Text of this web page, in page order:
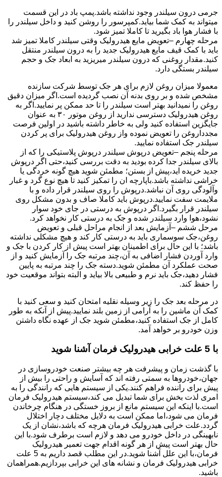
جرمی درون سیلندر وجود نداشته باشد.پمپ باد در این قسمت
میتواند به کمک شما بیاید.کمپرسور را روشن کنید و داخل سیلندر را
با فشار هوا باد بگیرید تا کاملا تمیز شود.
مرحله چهارم –تعویض مایع هیدرولیک وقتی سیلندر کاملا تمیز شد
باید با کمک قیف مایع هیدرولیک جدید را به درون سیلندر منتقل
کنید.مقدار روغنی که درون سیلندر میریزید به ابعاد جک و حجم
سیلندر بستگی دارد.
معمولا میزان روغن لازم برای هر جک توسط شرکت سازنده
مشخص شده و بر روی بدنه آن نصب گردیده است.اگر میزان دقیق
روغن را نمیدانید بهتر است سیلندر را تا حد ممکن پر نمایید.اگر به
روغن هیدرولیک دسترسی ندارید از روغن موتور ۳۰ به عنوان
جایگزین استفاده کنید ولی به خاطر داشته باشید در اولین فرصت
مجدداروغن را تعویض نموده واز روغن هیدرولیک برای پر کردن
سیلندر جک استفاده نمایید.
مرحله پنجم –تعویض درپوش سیلندر درپوش پلاستیکی را که از
بالای سیلندر جدا کرده بودید به دقت بررسی کنید،حتی اگر درپوش
جدید خریده اید،پیش از بستن؛ مطمئن شوید هیچ گونه خردگی یا
خراشی نداشته باشد.باپارچه ان را تمکیز کنید تا هیچ نوع گرد و غبار
وآلودگی روی آن نباشد.درپوش را روی سیلندر قرار داده و با
ملایمت سفت نمایید.درپوش باید کاملا صاف و بدون مشکل روی
سیلندر قرار بگیرد.اگر درپوش به درستی در جای خود سوار
نشود،هوا وارد سیلندر شده و جک به درستی کار نخواهد کرد.
مرحل ششم –آزمایش بعد از انجام مراحل قبلی و تعویض
روغن،جک سوسماری باید به درستی کار کند و هیچ مشکلی نداشته
باشد؛ با این حال برای اطمینان بهتر است پیش از کار کردن با جک و
وارد آوردن فشار اضافی به آن،چند مرتبه جک را آزمایش کنید و از
صحت عملکرد آن مطمئن شوید.دسته جک را چند مرتبه به پایین
فشار دهید،جک باید نرم و طبیعی بالا بیاید و البته بتواند موقعیت خود
را حفظ کند.
در مرحله بعد جک را زیر وسیله نقلیه امتحان کنید و سعی کنید با
کمک آن ماشین را به آرامی از زمین بلند نمایید.پیش از آنکه به طور
کامل از جک استفاده کنید،مطمئن شوید جک از عهده نگاه داشتن
وزن خودرو بر خواهد آمد.
با 5 علت خرابی هیدرولیک فرمان آشنا شوید
با گذشت زمان و پیشرفت هر چه بیشتر صنعت خودروسازی در
جهان،خودروها به سمتی رفته اند که آسایش و راحتی را بیش از
پیش برای راننده فراهم کنند.یکی از سیستم هایی که رانندگی را به
امری لذت بخش برای شما تبدیل می کند،سیستم هیدرولیک فرمان
است.با اینکه این سیستم مانع از بروز خستگی در هنگام چرخاندن
فرمان می شود،اما ممکن است به دلایل مختلف دچار اختلال
گردد.علت خرابی هیدرولیک فرمان هرچه که باشد،نشان از یک
نابهینگی در داخل خودرو می دهد و لازم است برطرف شود.با این
حال بهتر است پیش از هر گونه اقدام جهت تعمیر هیدرولیک
فرمان،با این علل آشنا شوید.در این مطلب قصد داریم به 5 علت
خرابی هیدرولیک فرمان و نشانه های این خرابی بپردازیم.همراهمان
باشید.